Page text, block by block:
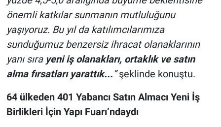
önemli katkılar sunmanın mutluluğunu
yaşıyoruz. Bu yıl da katılımcılarımıza
sunduğumuz benzersiz ihracat olanaklarının
yanı sıra yeni iş olanakları, ortaklık ve satın
alma fırsatları yarattık...”şeklinde konuştu.
64 ülkeden 401 Yabancı Satın Almacı Yeni İş
Birlikleri İçin Yapı Fuarı’ndaydı